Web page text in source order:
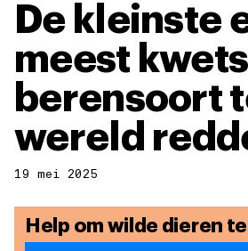
De kleinste
meest
berensoort
wereld
19 mei 2025
Help om wilde dieren